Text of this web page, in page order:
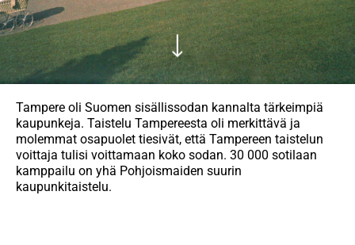
Tampere oli Suomen sisällissodan kannalta tärkeimpiä
kaupunkeja. Taistelu Tampereesta oli merkittävä ja
molemmat osapuolet tiesivät, että Tampereen taistelun
voittaja tulisi voittamaan koko sodan. 30 000 sotilaan
kamppailu on yhä Pohjoismaiden suurin
kaupunkitaistelu.